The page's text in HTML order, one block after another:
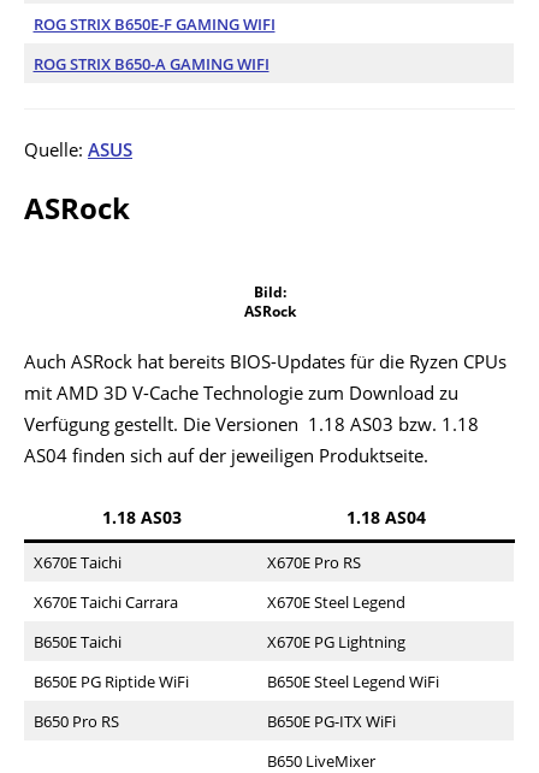
ROG STRIX B650E-F GAMING WIFI
ROG STRIX B650-A GAMING WIFI
Quelle: ASUS
ASRock
Bild:
ASRock
Auch ASRock hat bereits BIOS-Updates für die Ryzen CPUs
mit AMD 3D V-Cache Technologie zum Download zu
Verfügung gestellt. Die Versionen 1.18 AS03 bzw. 1.18
AS04 finden sich auf der jeweiligen Produktseite.
1.18 AS03 1.18 AS04
X670E Taichi
X670E Pro RS
X670E Taichi Carrara
X670E Steel Legend
B650E Taichi
X670E PG Lightning
B650E PG Riptide WiFi
B650E Steel Legend WiFi
B650 Pro RS
B650E PG-ITX WiFi
B650 LiveMixer